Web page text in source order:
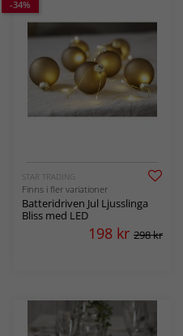
-34%
STAR TRADING
Finns i fler variationer
Batteridriven Jul Ljusslinga
Bliss med LED
198 kr 298 kr